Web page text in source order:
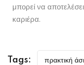
μπορεί να
καριέρα.
Tags: πρακτική